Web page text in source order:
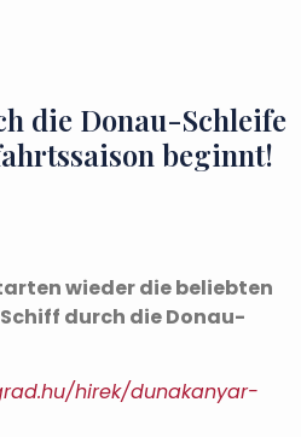
die Donau-Schleife
beginnt!
wieder die beliebten
durch die Donau-
hirek/dunakanyar-